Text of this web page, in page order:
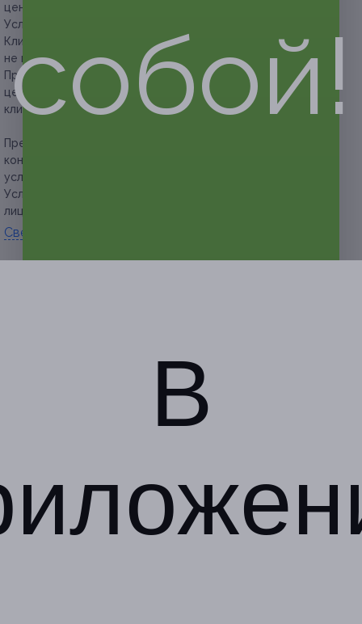
центра необходимо уточнять заранее.
Условия акции для мужчин уточняйте по телефону.
Клиент обязан сообщить об отмене или переносе записи
не менее чем за 12 часов.
При опоздании более чем на 15 минут администрация
центра вправе перенести запись на другое удобное для
клиента и центра время.
Предупреждаем о необходимости получения
консультации у врача-специалиста по оказываемым
услугам и противопоказаниям.
Услуга предоставляется только совершеннолетним
лицам.
Свернуть
собой!
В